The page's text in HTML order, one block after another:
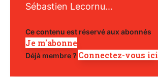
Sébastien Lecornu...
Ce contenu est réservé aux abonnés
Je m'abonne
Déjà membre ? Connectez-vous ici